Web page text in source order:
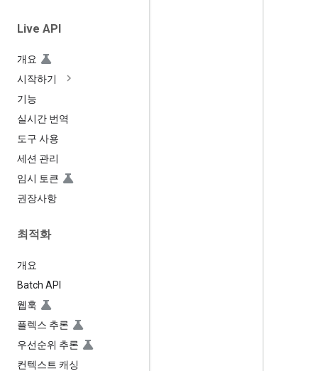
Live API
개요
시작하기
기능
실시간 번역
도구 사용
세션 관리
임시 토큰
권장사항
최적화
개요
Batch API
웹훅
플렉스 추론
우선순위 추론
컨텍스트 캐싱